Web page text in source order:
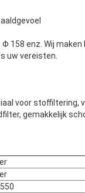
158 enz. Wij maken
uw vereisten.
voor
gemakkelijk